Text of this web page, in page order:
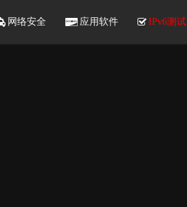
网络安全 应用软件 IPv6测试